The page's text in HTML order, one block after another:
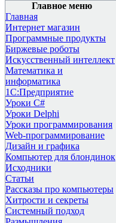
Главное меню
Главная
Интернет магазин
Программные продукты
Биржевые роботы
Искусственный интеллект
Математика и
информатика
1С:Предприятие
Уроки C#
Уроки Delphi
Уроки программирования
Web-программирование
Дизайн и графика
Компьютер для блондинок
Исходники
Статьи
Рассказы про компьютеры
Хитрости и секреты
Системный подход